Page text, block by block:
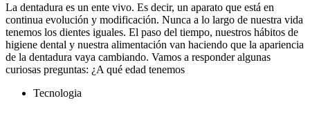
La dentadura es un ente vivo. Es decir, un aparato que está en
continua evolución y modificación. Nunca a lo largo de nuestra vida
tenemos los dientes iguales. El paso del tiempo, nuestros hábitos de
higiene dental y nuestra alimentación van haciendo que la apariencia
de la dentadura vaya cambiando. Vamos a responder algunas
curiosas preguntas: ¿A qué edad tenemos
Tecnologia